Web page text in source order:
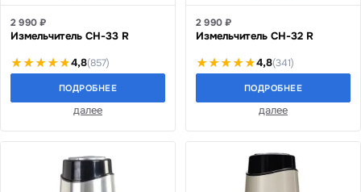
2 990 ₽
Измельчитель CH-33 R
4,8(857)
ПОДРОБНЕЕ
далее
2 990 ₽
Измельчитель CH-32 R
4,8(341)
ПОДРОБНЕЕ
далее